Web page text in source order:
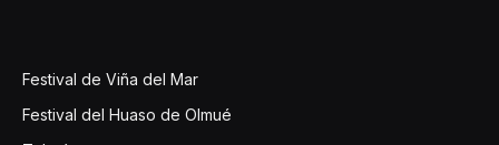
Festival de Viña del Mar
Festival del Huaso de Olmué